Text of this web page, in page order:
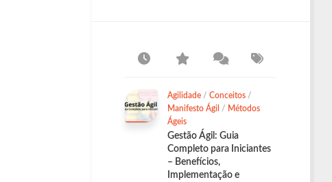
Agilidade / Conceitos /
Manifesto Ágil / Métodos
Ágeis
Gestão Ágil: Guia
Completo para Iniciantes
– Benefícios,
Implementação e